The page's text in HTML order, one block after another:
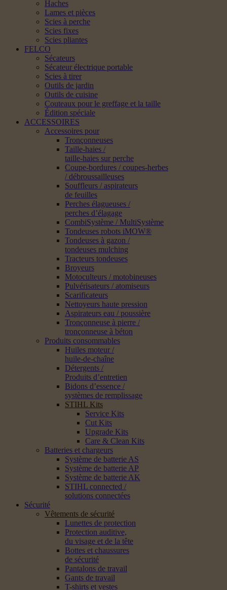
Haches
Lames et pièces
Scies à perche
Scies fixes
Scies pliantes
FELCO
Sécateurs
Sécateur électrique portable
Scies à tirer
Outils de jardin
Outils de cuisine
Couteaux pour le greffage et la taille
Édition spéciale
ACCESSOIRES
Accessoires pour
Tronçonneuses
Taille-haies /
taille-haies sur perche
Coupe-bordures / coupes-herbes
/ débroussailleuses
Souffleurs / aspirateurs
de feuilles
Perches élagueuses /
perches d’élagage
CombiSystème / MultiSystème
Tondeuses robots iMOW®
Tondeuses à gazon /
tondeuses mulching
Tracteurs tondeuses
Broyeurs
Motoculteurs / motobineuses
Pulvérisateurs / atomiseurs
Scarificateurs
Nettoyeurs haute pression
Aspirateurs eau / poussière
Tronçonneuse à pierre /
tronçonneuse à béton
Produits consommables
Huiles moteur /
huile-de-chaîne
Détergents /
Produits d’entretien
Bidons d’essence /
systèmes de remplissage
STIHL Kits
Service Kits
Cut Kits
Upgrade Kits
Care & Clean Kits
Batteries et chargeurs
Système de batterie AS
Système de batterie AP
Système de batterie AK
STIHL connected /
solutions connectées
Sécurité
Vêtements de sécurité
Lunettes de protection
Protection auditive,
du visage et de la tête
Bottes et chaussures
de sécurité
Pantalons de travail
Gants de travail
T-shirts et vestes